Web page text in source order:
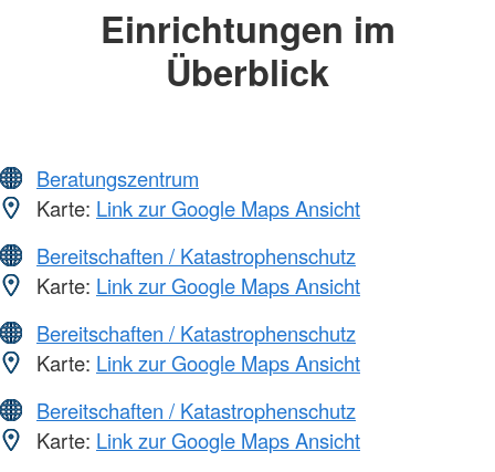
Einrichtungen im
Überblick
Beratungszentrum
Karte: Link zur Google Maps Ansicht
Bereitschaften / Katastrophenschutz
Karte: Link zur Google Maps Ansicht
Bereitschaften / Katastrophenschutz
Karte: Link zur Google Maps Ansicht
Bereitschaften / Katastrophenschutz
Karte: Link zur Google Maps Ansicht